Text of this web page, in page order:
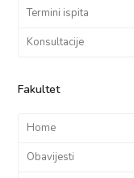
Termini ispita
Konsultacije
Fakultet
Home
Obavijesti